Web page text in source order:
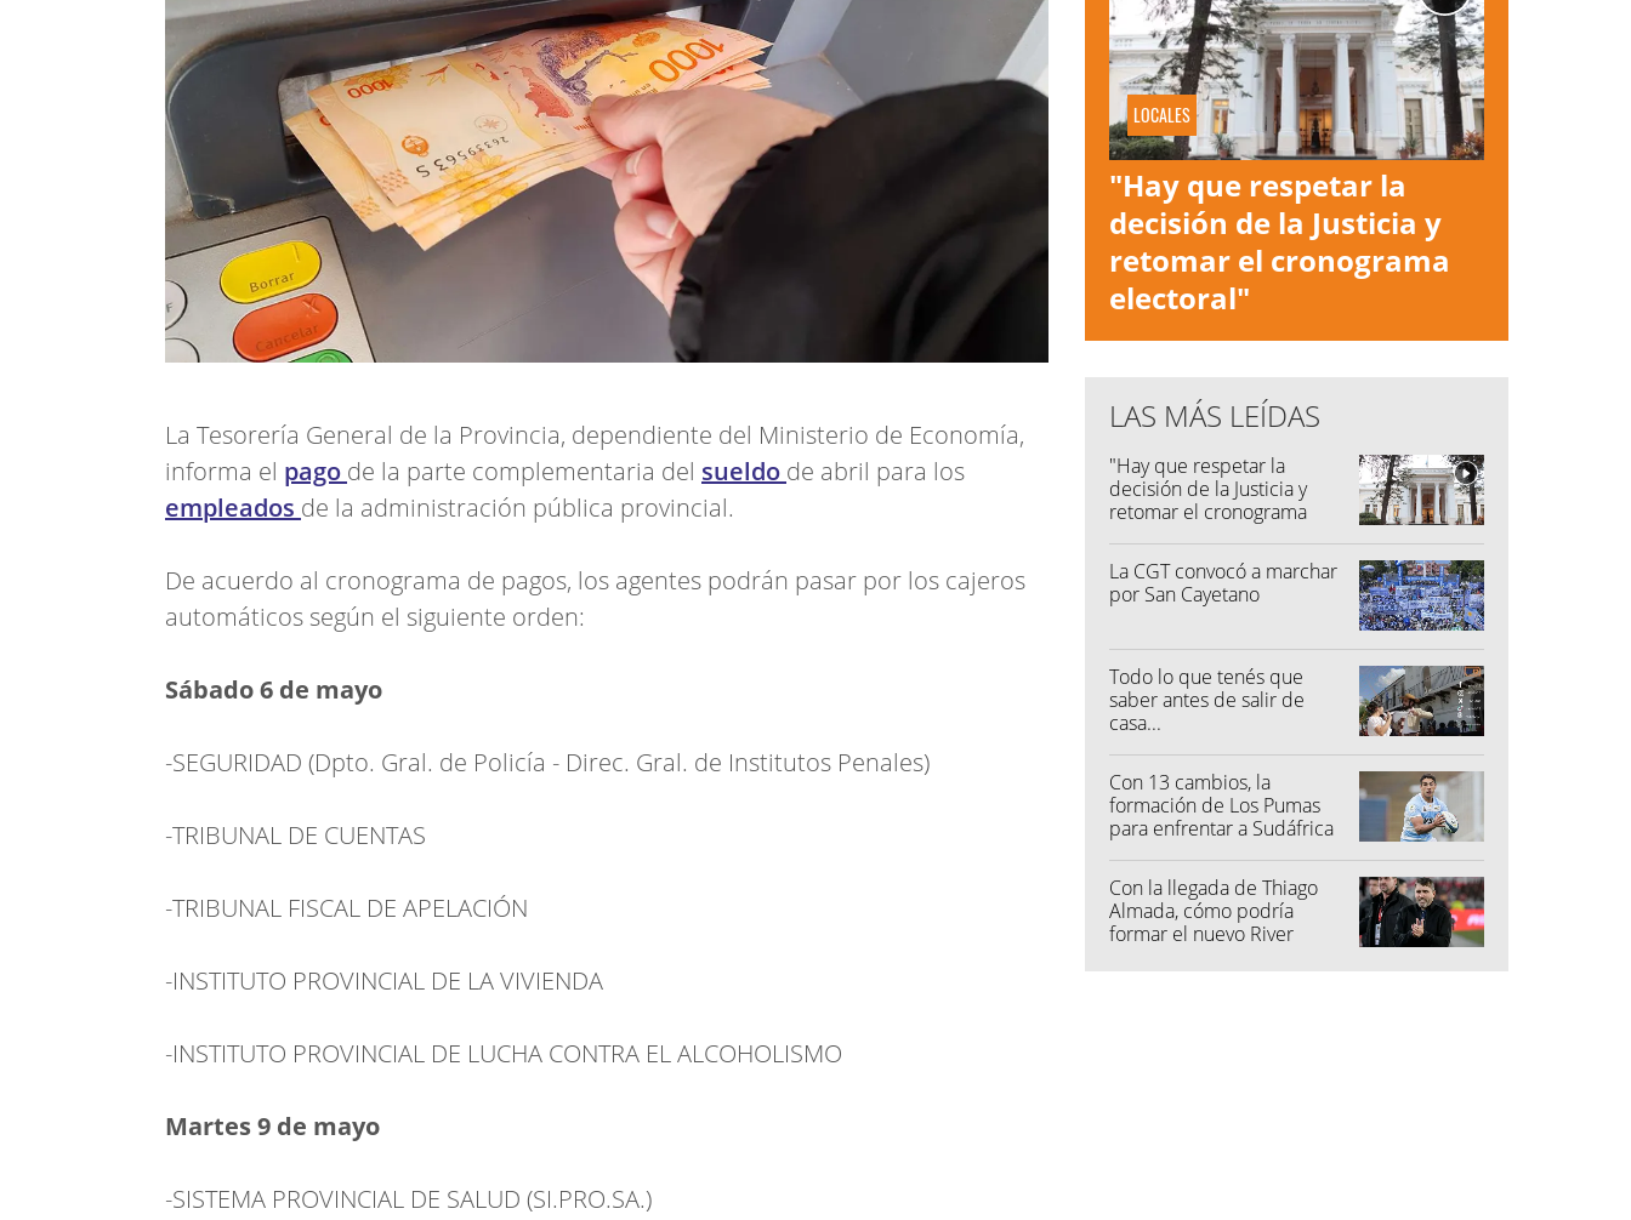
La Tesorería General de la Provincia, dependiente del Ministerio de Economía,
informa el pago de la parte complementaria del sueldo de abril para los
empleados de la administración pública provincial.
De acuerdo al cronograma de pagos, los agentes podrán pasar por los cajeros
automáticos según el siguiente orden:
Sábado 6 de mayo
-SEGURIDAD (Dpto. Gral. de Policía - Direc. Gral. de Institutos Penales)
-TRIBUNAL DE CUENTAS
-TRIBUNAL FISCAL DE APELACIÓN
-INSTITUTO PROVINCIAL DE LA VIVIENDA
-INSTITUTO PROVINCIAL DE LUCHA CONTRA EL ALCOHOLISMO
Martes 9 de mayo
-SISTEMA PROVINCIAL DE SALUD (SI.PRO.SA.)
LOCALES
"Hay que respetar la
decisión de la Justicia y
retomar el cronograma
electoral"
LAS MÁS LEÍDAS
"Hay que respetar la
decisión de la Justicia y
retomar el cronograma
La CGT convocó a marchar
por San Cayetano
Todo lo que tenés que
saber antes de salir de
casa...
Con 13 cambios, la
formación de Los Pumas
para enfrentar a Sudáfrica
Con la llegada de Thiago
Almada, cómo podría
formar el nuevo River